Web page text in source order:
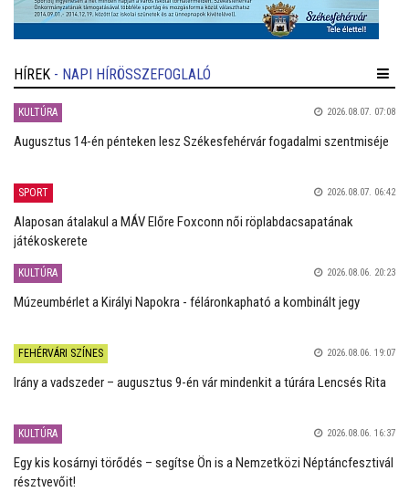
HÍREK - NAPI HÍRÖSSZEFOGLALÓ
KULTÚRA 2026.08.07. 07:08
Augusztus 14-én pénteken lesz Székesfehérvár fogadalmi szentmiséje
SPORT 2026.08.07. 06:42
Alaposan átalakul a MÁV Előre Foxconn női röplabdacsapatának
játékoskerete
KULTÚRA 2026.08.06. 20:23
Múzeumbérlet a Királyi Napokra - féláronkapható a kombinált jegy
FEHÉRVÁRI SZÍNES 2026.08.06. 19:07
Irány a vadszeder – augusztus 9-én vár mindenkit a túrára Lencsés Rita
KULTÚRA 2026.08.06. 16:37
Egy kis kosárnyi törődés – segítse Ön is a Nemzetközi Néptáncfesztivál
résztvevőit!